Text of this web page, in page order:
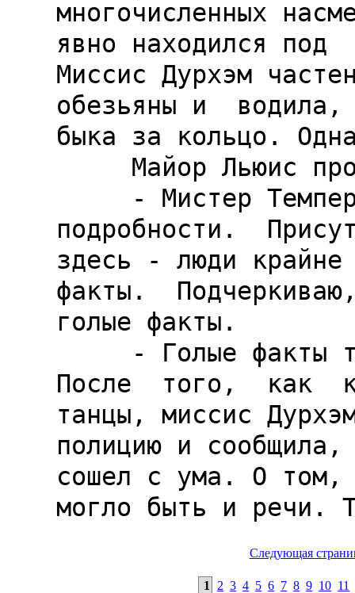
Следующая
1 2 3 4 5 6 7 8 9 10 11